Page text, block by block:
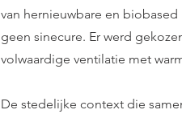
van hernieuwbare en
geen sinecure. Er werd
volwaardige ventilatie met
De stedelijke context die